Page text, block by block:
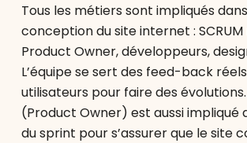
Tous les métiers sont impliqués
conception du site internet :
Product Owner, développeurs,
L’équipe se sert des feed-back
utilisateurs pour faire des
(Product Owner) est aussi impliqué
du sprint pour s’assurer que le site